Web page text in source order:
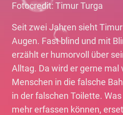
Fotocredit: Timur Turga
Seit zwei Jahren sieht
Augen. Fast blind und mit
erzählt er humorvoll über
Alltag. Da wird er gerne mal
Menschen in die falsche
in der falschen Toilette.
mehr erfassen können,